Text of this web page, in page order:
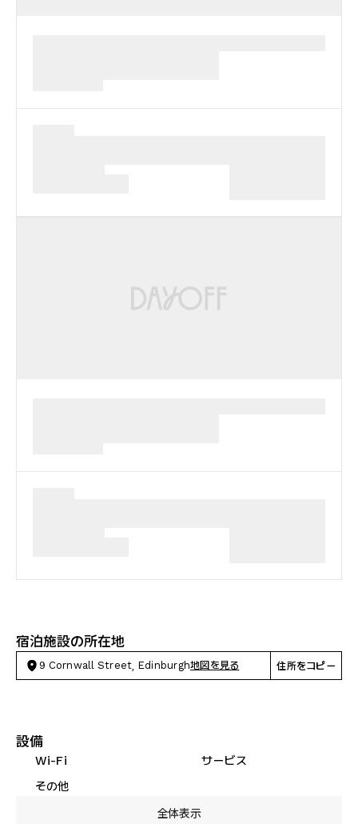
宿泊施設の所在地
9 Cornwall Street, Edinburgh地図を見る 住所をコピー
設備
Wi-Fi
サービス
その他
全体表示